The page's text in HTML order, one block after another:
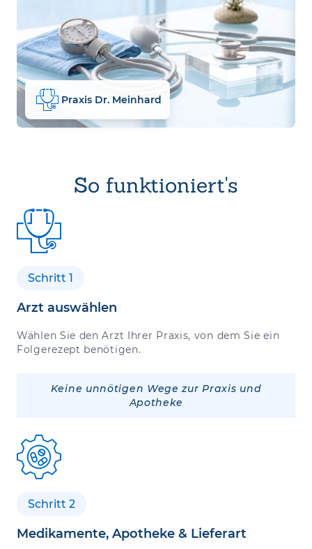
Praxis Dr. Meinhard
So funktioniert's
Schritt 1
Arzt auswählen
Wählen Sie den Arzt Ihrer Praxis, von dem Sie ein
Folgerezept benötigen.
Keine unnötigen Wege zur Praxis und
Apotheke
Schritt 2
Medikamente, Apotheke & Lieferart